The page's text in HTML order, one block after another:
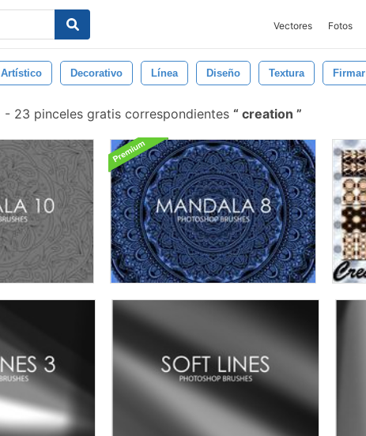
Vectores Fotos
Artístico Decorativo Línea Diseño Textura Firmar
- 23 pinceles gratis correspondientes creation